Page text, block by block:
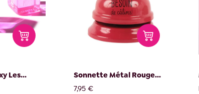
Les...
Sonnette Métal Rouge...
7,95 €